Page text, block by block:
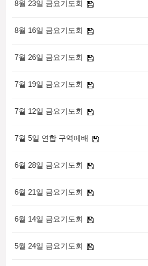
8월 23일 금요기도회
8월 16일 금요기도회
7월 26일 금요기도회
7월 19일 금요기도회
7월 12일 금요기도회
7월 5일 연합 구역예배
6월 28일 금요기도회
6월 21일 금요기도회
6월 14일 금요기도회
5월 24일 금요기도회